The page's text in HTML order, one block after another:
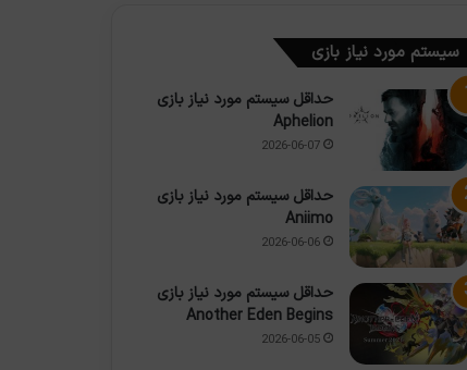
سیستم مورد نیاز بازی
حداقل سیستم مورد نیاز بازی
Aphelion
2026-06-07
حداقل سیستم مورد نیاز بازی
Aniimo
2026-06-06
حداقل سیستم مورد نیاز بازی
Another Eden Begins
2026-06-05